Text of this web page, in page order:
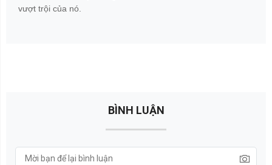
vượt trội của nó.
BÌNH LUẬN